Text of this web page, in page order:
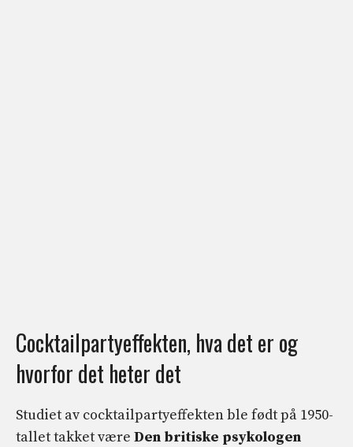
Cocktailpartyeffekten, hva det er og
hvorfor det heter det
Studiet av cocktailpartyeffekten ble født på 1950-
tallet takket være Den britiske psykologen